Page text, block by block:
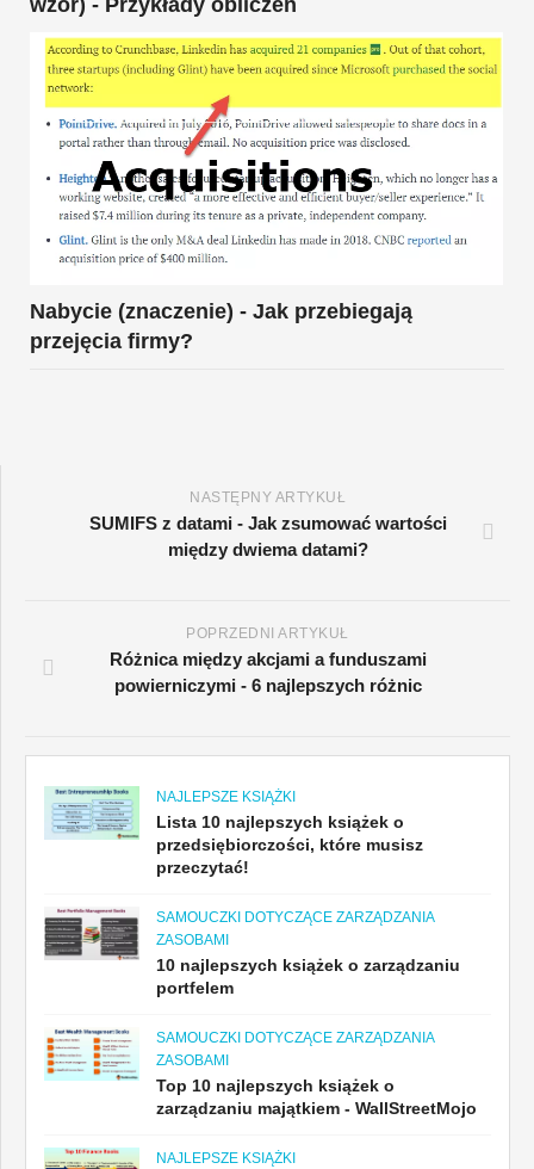
wzór) - Przykłady obliczeń
Nabycie (znaczenie) - Jak przebiegają
przejęcia firmy?
NASTĘPNY ARTYKUŁ
SUMIFS z datami - Jak zsumować wartości
między dwiema datami?
POPRZEDNI ARTYKUŁ
Różnica między akcjami a funduszami
powierniczymi - 6 najlepszych różnic
NAJLEPSZE KSIĄŻKI
Lista 10 najlepszych książek o
przedsiębiorczości, które musisz
przeczytać!
SAMOUCZKI DOTYCZĄCE ZARZĄDZANIA
ZASOBAMI
10 najlepszych książek o zarządzaniu
portfelem
SAMOUCZKI DOTYCZĄCE ZARZĄDZANIA
ZASOBAMI
Top 10 najlepszych książek o
zarządzaniu majątkiem - WallStreetMojo
NAJLEPSZE KSIĄŻKI